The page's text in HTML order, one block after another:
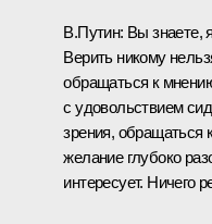
В.Путин: Вы знаете,
Верить никому
обращаться к
с удовольствием
зрения, обращаться
желание глубоко
интересует. Ничего